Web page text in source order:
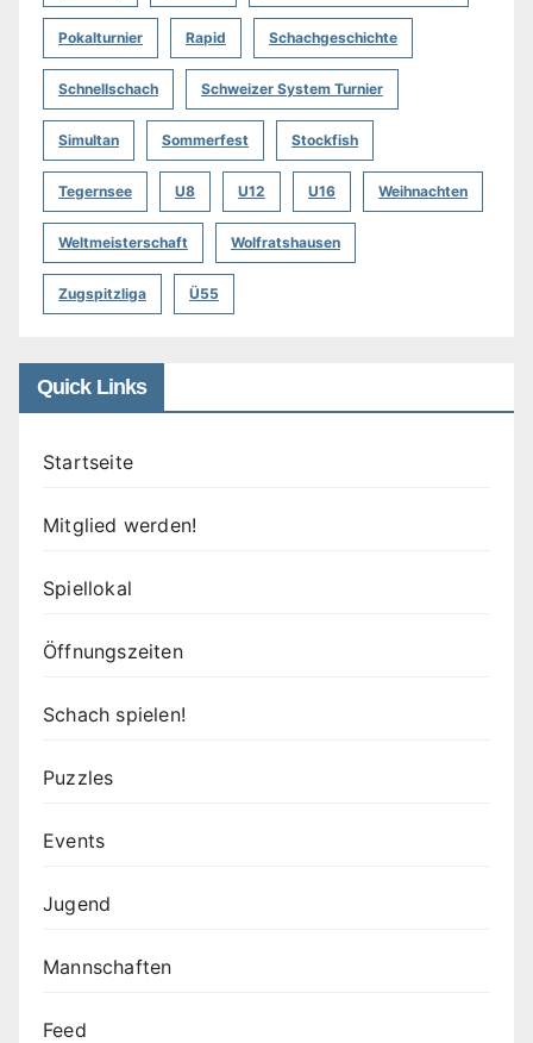
Pokalturnier Rapid Schachgeschichte
Schnellschach Schweizer System Turnier
Simultan Sommerfest Stockfish
Tegernsee U8 U12 U16 Weihnachten
Weltmeisterschaft Wolfratshausen
Zugspitzliga Ü55
Quick Links
Startseite
Mitglied werden!
Spiellokal
Öffnungszeiten
Schach spielen!
Puzzles
Events
Jugend
Mannschaften
Feed